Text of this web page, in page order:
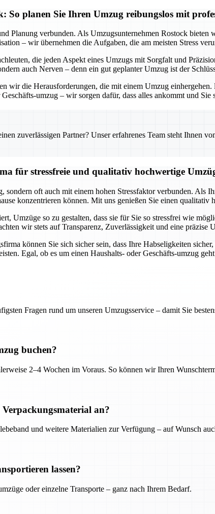
So planen Sie Ihren Umzug reibungslos mit
Planung verbunden. Als Umzugsunternehmen Rostock bieten
– wir übernehmen die Aufgaben, die am meisten Stress
die jeden Aspekt eines Umzugs mit Sorgfalt und
auch Nerven – denn ein gut geplanter Umzug ist der
wir die Herausforderungen, die mit einem Umzug
umzug – wir sorgen dafür, dass alles ankommt und
zuverlässigen Partner? Unser erfahrenes Team steht Ihnen
für stressfreie und qualitativ hochwertige
oft auch mit einem hohen Stressfaktor verbunden. Als
konzentrieren können. Mit uns genießen Sie einen
Umzüge so zu gestalten, dass sie für Sie so stressfrei wie
wir stets auf Transparenz, Zuverlässigkeit und eine präzise
können Sie sich sicher sein, dass Ihre Habseligkeiten
Egal, ob es um einen Haushalts- oder Geschäfts-umzug
Fragen rund um unseren Umzugsservice – damit Sie
buchen?
2–4 Wochen im Voraus. So können wir Ihren
an?
und weitere Materialien zur Verfügung – auf Wunsch
lassen?
oder einzelne Transporte – ganz nach Ihrem Bedarf.